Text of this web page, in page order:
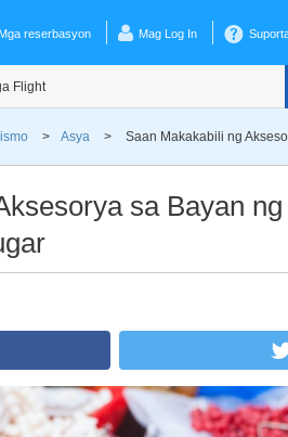
Mga reserbasyon Mag Log In
Flight
> Asya > Saan Makakabili ng
sa Bayan